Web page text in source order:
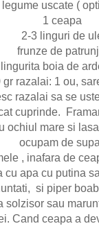
legume uscate (
1 ceapa
2-3 linguri de
frunze de
boia de
gr razalai: 1 ou,
razalai sa se
cuprinde.
ochiul mare si
ocupam de
, inafara de
cu apa cu putina
si piper
solzisor sau
Cand ceapa a